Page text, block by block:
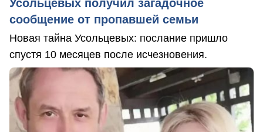
Усольцевых получил загадочное
сообщение от пропавшей семьи
Новая тайна Усольцевых: послание пришло
спустя 10 месяцев после исчезновения.